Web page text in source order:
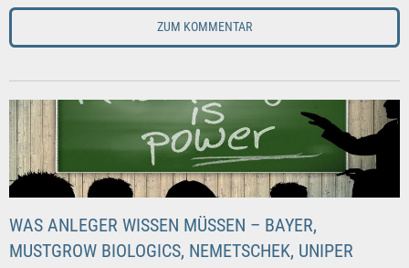
ZUM KOMMENTAR
WAS ANLEGER WISSEN MÜSSEN – BAYER,
MUSTGROW BIOLOGICS, NEMETSCHEK, UNIPER